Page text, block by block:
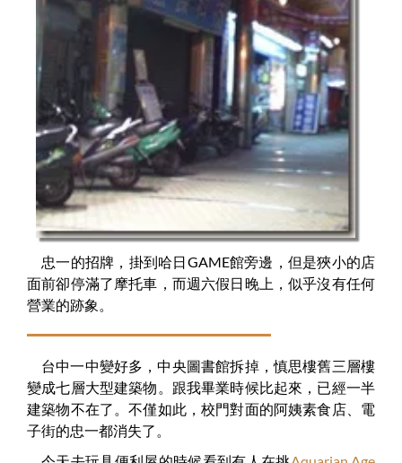
忠一的招牌，掛到哈日GAME館旁邊，但是狹小的店
面前卻停滿了摩托車，而週六假日晚上，似乎沒有任何
營業的跡象。
台中一中變好多，中央圖書館拆掉，慎思樓舊三層樓
變成七層大型建築物。跟我畢業時候比起來，已經一半
建築物不在了。不僅如此，校門對面的阿姨素食店、電
子街的忠一都消失了。